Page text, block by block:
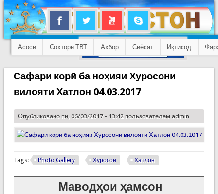
Асосӣ Сохтори ТВТ Ахбор Сиёсат Иқтисод
Сафари корӣ ба ноҳияи Хуросони
вилояти Хатлон 04.03.2017
Опубликовано пн, 06/03/2017 - 13:42 пользователем admin
Tags: Photo Gallery Хуросон Хатлон
Маводҳои ҳамсон